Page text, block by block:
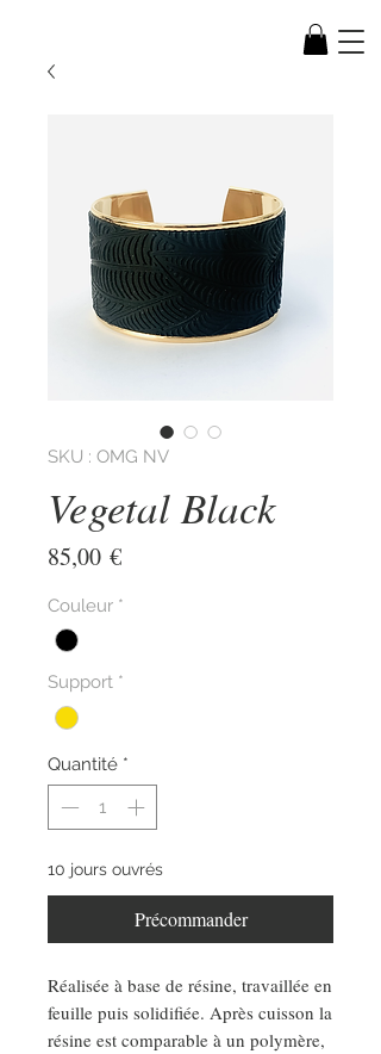
SKU : OMG NV
Vegetal Black
85,00 €Prix
Couleur *
Support *
Quantité *
10 jours ouvrés
Précommander
Réalisée à base de résine, travaillée en
feuille puis solidifiée. Après cuisson la
résine est comparable à un polymère,